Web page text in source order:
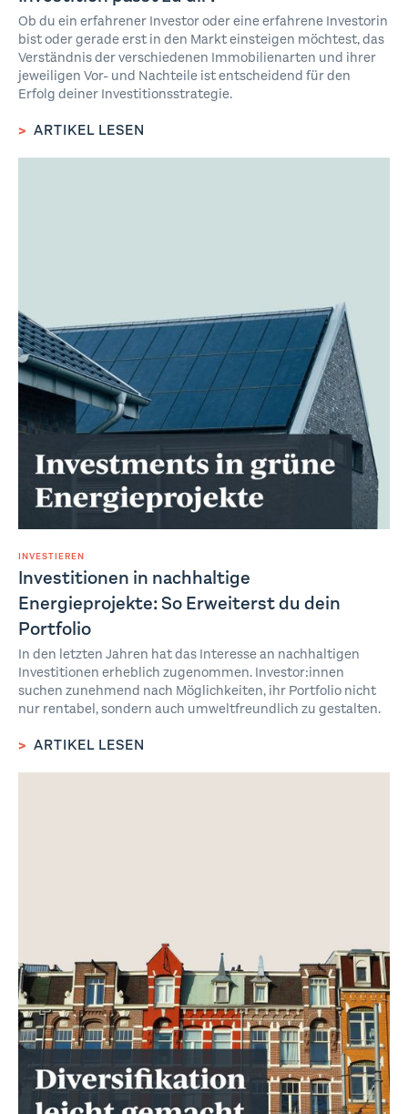
Ob du ein erfahrener Investor oder eine erfahrene Investorin
bist oder gerade erst in den Markt einsteigen möchtest, das
Verständnis der verschiedenen Immobilienarten und ihrer
jeweiligen Vor- und Nachteile ist entscheidend für den
Erfolg deiner Investitionsstrategie.
> ARTIKEL LESEN
INVESTIEREN
Investitionen in nachhaltige
Energieprojekte: So Erweiterst du dein
Portfolio
In den letzten Jahren hat das Interesse an nachhaltigen
Investitionen erheblich zugenommen. Investor:innen
suchen zunehmend nach Möglichkeiten, ihr Portfolio nicht
nur rentabel, sondern auch umweltfreundlich zu gestalten.
> ARTIKEL LESEN